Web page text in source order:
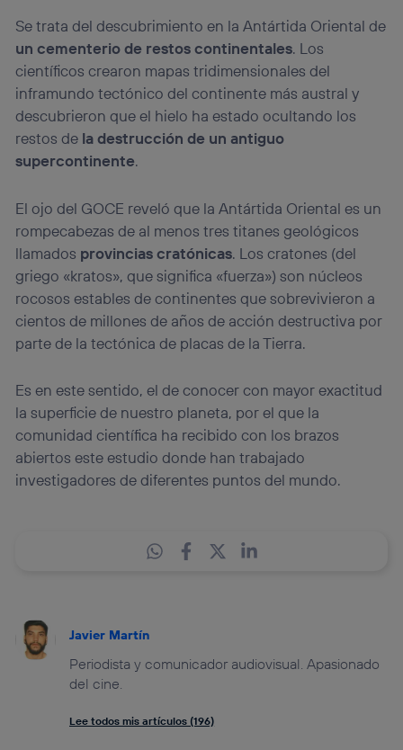
Se trata del descubrimiento en la Antártida Oriental de
un cementerio de restos continentales. Los
científicos crearon mapas tridimensionales del
inframundo tectónico del continente más austral y
descubrieron que el hielo ha estado ocultando los
restos de la destrucción de un antiguo
supercontinente.
El ojo del GOCE reveló que la Antártida Oriental es un
rompecabezas de al menos tres titanes geológicos
llamados provincias cratónicas. Los cratones (del
griego «kratos», que significa «fuerza») son núcleos
rocosos estables de continentes que sobrevivieron a
cientos de millones de años de acción destructiva por
parte de la tectónica de placas de la Tierra.
Es en este sentido, el de conocer con mayor exactitud
la superficie de nuestro planeta, por el que la
comunidad científica ha recibido con los brazos
abiertos este estudio donde han trabajado
investigadores de diferentes puntos del mundo.
Javier Martín
Periodista y comunicador audiovisual. Apasionado
del cine.
Lee todos mis artículos (196)